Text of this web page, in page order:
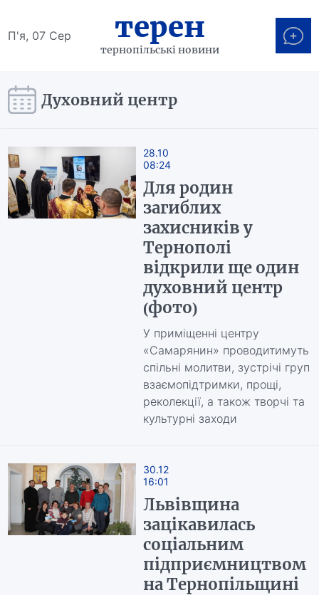
П'я, 07 Сер терен
тернопільські новини
Духовний центр
28.10
08:24
Для родин
загиблих
захисників у
Тернополі
відкрили ще один
духовний центр
(фото)
У приміщенні центру
«Самарянин» проводитимуть
спільні молитви, зустрічі груп
взаємопідтримки, прощі,
реколекції, а також творчі та
культурні заходи
30.12
16:01
Львівщина
зацікавилась
соціальним
підприємництвом
на Тернопільщині